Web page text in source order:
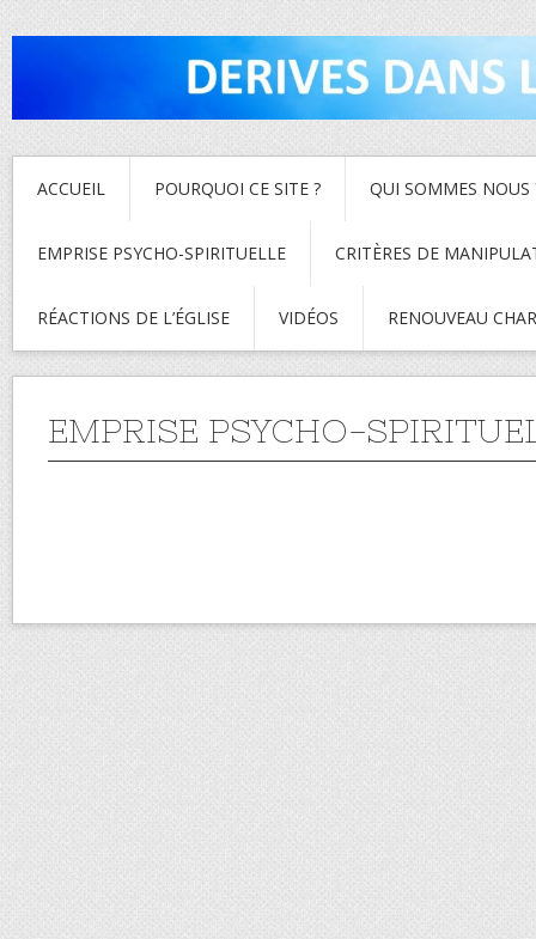
ACCUEIL POURQUOI CE SITE ? QUI SOMMES NOUS
EMPRISE PSYCHO-SPIRITUELLE CRITÈRES DE
RÉACTIONS DE L’ÉGLISE VIDÉOS RENOUVEAU
EMPRISE PSYCHO-